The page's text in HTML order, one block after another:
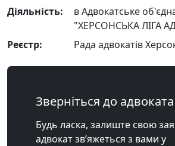
Діяльність:
в Адвокатське
"ХЕРСОНСЬКА ЛІГА
Реєстр:
Рада адвокатів
Зверніться до
Будь ласка, залиште свою
адвокат зв’яжеться з вами у